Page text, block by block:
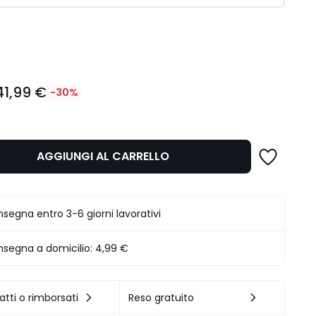
€ -30%
AGGIUNGI AL CARRELLO
entro 3-6 giorni lavorativi
a domicilio: 4,99 €
o rimborsati Reso gratuito